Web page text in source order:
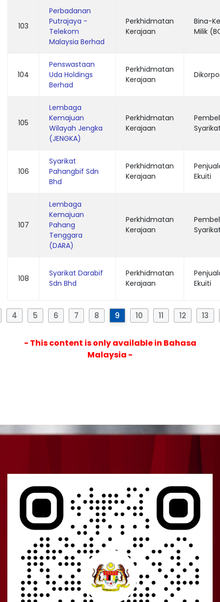
103
Perbadanan
Putrajaya -
Telekom
Malaysia Berhad
Perkhidmatan
Kerajaan
Bina-
Milik
104
Penswastaan
Uda Holdings
Berhad
Perkhidmatan
Kerajaan
105
Lembaga
Kemajuan
Wilayah Jengka
(JENGKA)
Perkhidmatan
Kerajaan
106
Syarikat
Pahangbif Sdn
Bhd
Perkhidmatan
Kerajaan
Ekuiti
107
Lembaga
Kemajuan
Pahang
Tenggara
(DARA)
Perkhidmatan
Kerajaan
108
Syarikat Darabif
Sdn Bhd
Perkhidmatan
Kerajaan
Ekuiti
4 5 6 7 8 9 10 11 12 13
- This content is only available in Bahasa
Malaysia -